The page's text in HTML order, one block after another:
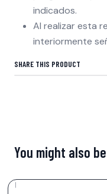
indicados.
Al realizar esta
interiormente
SHARE THIS PRODUCT
You might also
|